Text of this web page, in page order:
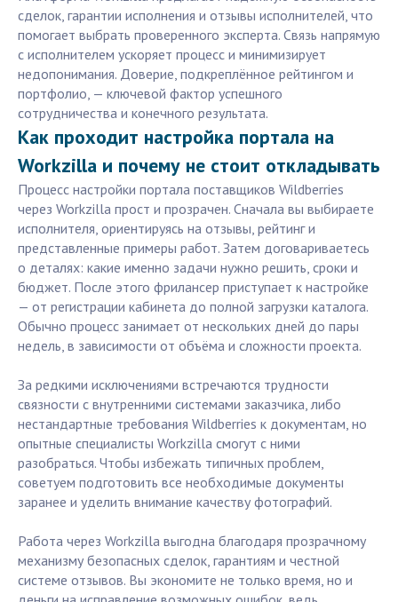
сделок, гарантии исполнения и отзывы исполнителей, что
помогает выбрать проверенного эксперта. Связь напрямую
с исполнителем ускоряет процесс и минимизирует
недопонимания. Доверие, подкреплённое рейтингом и
портфолио, — ключевой фактор успешного
сотрудничества и конечного результата.
Как проходит настройка портала на
Workzilla и почему не стоит откладывать
Процесс настройки портала поставщиков Wildberries
через Workzilla прост и прозрачен. Сначала вы выбираете
исполнителя, ориентируясь на отзывы, рейтинг и
представленные примеры работ. Затем договариваетесь
о деталях: какие именно задачи нужно решить, сроки и
бюджет. После этого фрилансер приступает к настройке
— от регистрации кабинета до полной загрузки каталога.
Обычно процесс занимает от нескольких дней до пары
недель, в зависимости от объёма и сложности проекта.
За редкими исключениями встречаются трудности
связности с внутренними системами заказчика, либо
нестандартные требования Wildberries к документам, но
опытные специалисты Workzilla смогут с ними
разобраться. Чтобы избежать типичных проблем,
советуем подготовить все необходимые документы
заранее и уделить внимание качеству фотографий.
Работа через Workzilla выгодна благодаря прозрачному
механизму безопасных сделок, гарантиям и честной
системе отзывов. Вы экономите не только время, но и